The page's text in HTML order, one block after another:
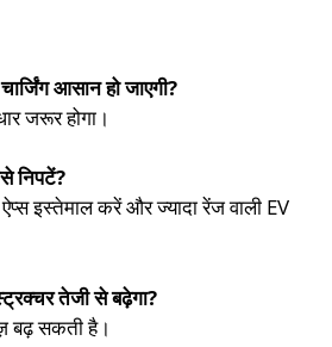
आसान हो जाएगी?
जरूर होगा।
निपटें?
इस्तेमाल करें और ज्यादा रेंज वाली EV
तेजी से बढ़ेगा?
बढ़ सकती है।